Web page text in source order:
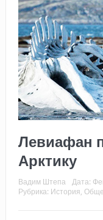
Левиафан
Арктику
Вадим Штепа Дата:
Рубрика: История